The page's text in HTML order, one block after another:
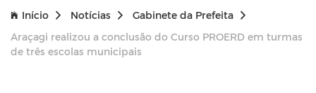
Início Notícias
Gabinete da Prefeita
Araçagi realizou a conclusão do Curso PROERD em turmas
de três escolas municipais